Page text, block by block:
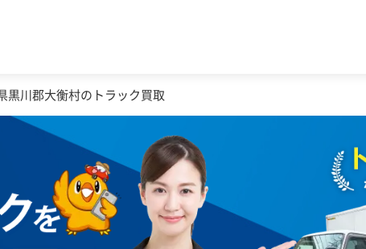
黒川郡大衡村のトラック買取